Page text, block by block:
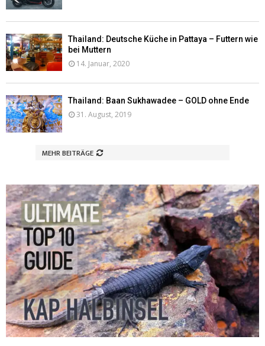
Thailand: Deutsche Küche in Pattaya – Futtern wie
bei Muttern
14. Januar, 2020
Thailand: Baan Sukhawadee – GOLD ohne Ende
31. August, 2019
MEHR BEITRÄGE